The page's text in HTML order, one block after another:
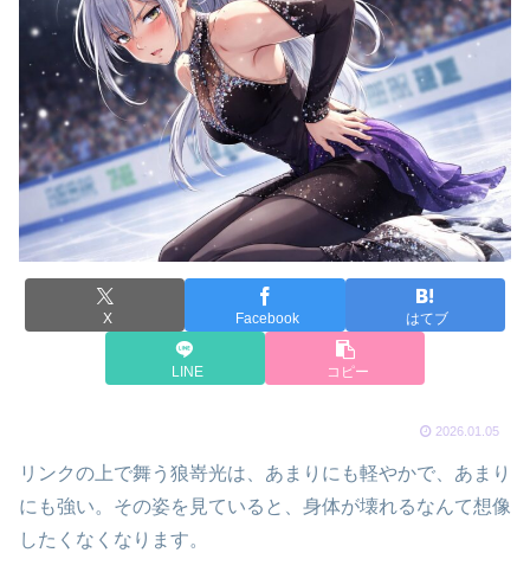
X Facebook はてブ
LINE コピー
2026.01.05
リンクの上で舞う狼嵜光は、あまりにも軽やかで、あまり
にも強い。その姿を見ていると、身体が壊れるなんて想像
したくなくなります。